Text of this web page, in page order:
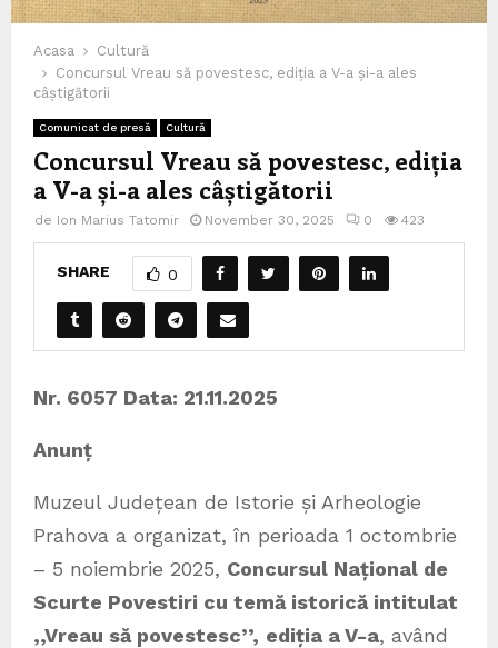
Acasa
Cultură
Concursul Vreau să povestesc, ediția a V-a și-a ales
câștigătorii
Comunicat de presă Cultură
Concursul Vreau să povestesc, ediția
a V-a și-a ales câștigătorii
de Ion Marius Tatomir November 30, 2025 0 423
SHARE 0
Nr. 6057 Data: 21.11.2025
Anunț
Muzeul Județean de Istorie și Arheologie
Prahova a organizat, în perioada 1 octombrie
– 5 noiembrie 2025, Concursul Național de
Scurte Povestiri cu temă istorică intitulat
,,Vreau să povestesc’’, ediția a V-a, având